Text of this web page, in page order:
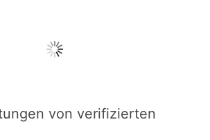
von verifizierten